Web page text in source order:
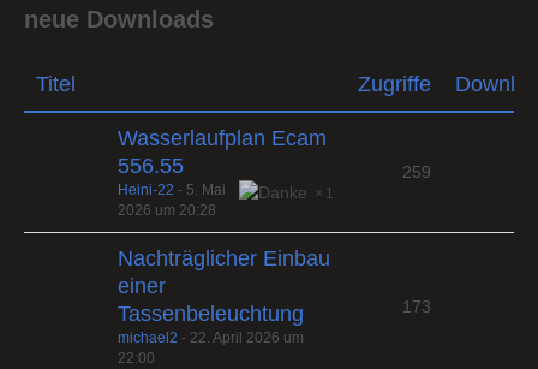
neue Downloads
Titel Zugriffe
Wasserlaufplan Ecam
556.55
1
Heini-22 - 5. Mai
2026 um 20:28
259
Nachträglicher Einbau
einer
Tassenbeleuchtung
michael2 - 22. April 2026 um
22:00
173